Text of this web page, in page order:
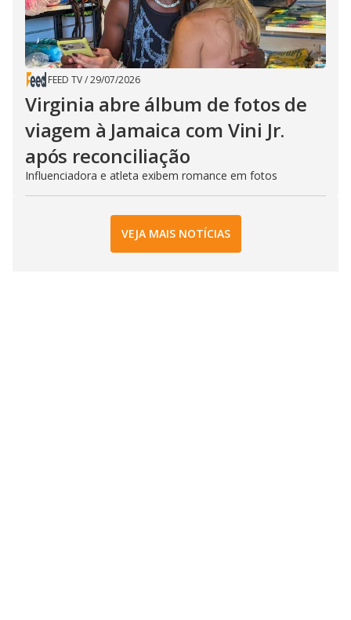
FEED TV/29/07/2026
Virginia abre álbum de fotos de
viagem à Jamaica com Vini Jr.
após reconciliação
Influenciadora e atleta exibem romance em fotos
VEJA MAIS NOTÍCIAS